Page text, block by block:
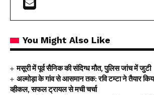
You Might Also Like
मसूरी में पूर्व सैनिक की संदिग्ध मौत, पुलिस जांच में जुटी
अल्मोड़ा के गांव से आसमान तक: रवि टम्टा ने तैयार
व्हीकल, सफल ट्रायल से मची चर्चा